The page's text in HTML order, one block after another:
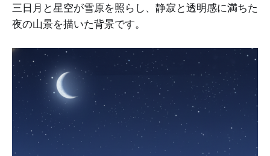
三日月と星空が雪原を照らし、静寂と透明感に満ちた
夜の山景を描いた背景です。